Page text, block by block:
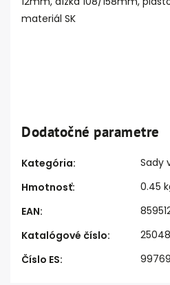
materiál SK
Dodatočné parametre
Kategória:
Sady
Hmotnosť:
0.45
EAN:
Katalógové číslo:
25048
Číslo ES: